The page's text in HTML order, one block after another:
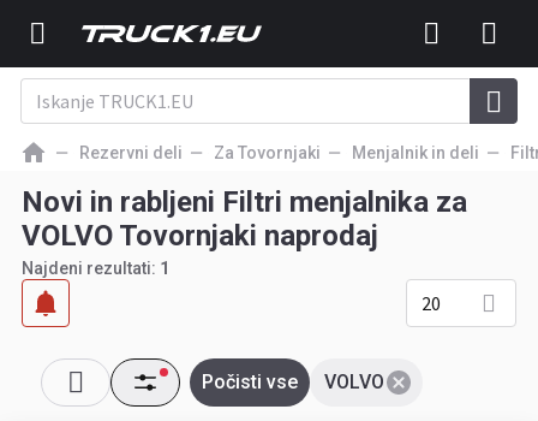
Rezervni deli Za Tovornjaki Menjalnik in deli
Novi in rabljeni Filtri menjalnika za
VOLVO Tovornjaki naprodaj
Najdeni rezultati: 1
20
VOLVO
Počisti vse